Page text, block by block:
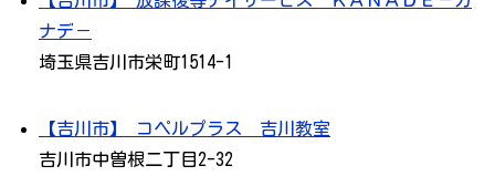
ナデ－
埼玉県吉川市栄町1514-1
【吉川市】 コペルプラス 吉川教室
吉川市中曽根二丁目2-32